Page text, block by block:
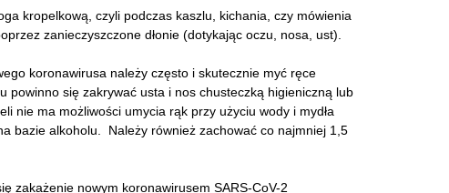
kropelkową, czyli podczas kaszlu, kichania, czy mówienia
zanieczyszczone dłonie (dotykając oczu, nosa, ust).
koronawirusa należy często i skutecznie myć ręce
powinno się zakrywać usta i nos chusteczką higieniczną lub
nie ma możliwości umycia rąk przy użyciu wody i mydła
bazie alkoholu. Należy również zachować co najmniej 1,5
zakażenie nowym koronawirusem SARS-CoV-2